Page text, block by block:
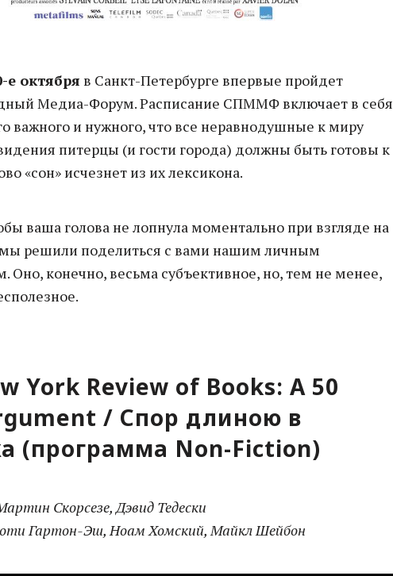
е октября в Санкт-Петербурге впервые пройдет
Медиа-Форум. Расписание СПММФ включает в себя
важного и нужного, что все неравнодушные к миру
питерцы (и гости города) должны быть готовы к
«сон» исчезнет из их лексикона.
ваша голова не лопнула моментально при взгляде на
решили поделиться с вами нашим личным
Оно, конечно, весьма субъективное, но, тем не менее,
York Review of Books: A 50
/ Спор длиною в
(программа Non-Fiction)
Скорсезе, Дэвид Тедески
Гартон-Эш, Ноам Хомский, Майкл Шейбон